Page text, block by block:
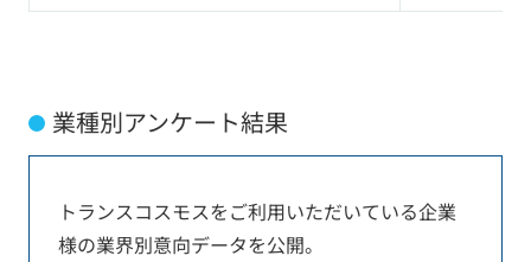
業種別アンケート結果
トランスコスモスをご利用いただいている企業
様の業界別意向データを公開。